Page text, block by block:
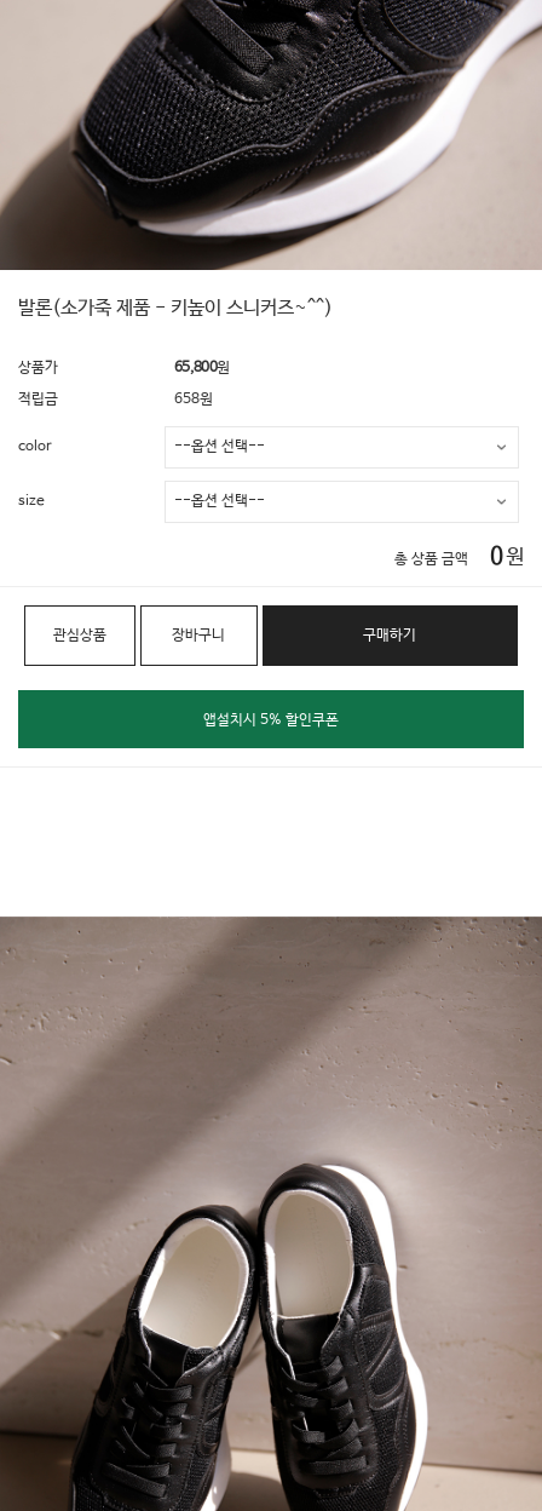
발론(소가죽 제품 - 키높이 스니커즈~^^)
상품가 65,800원
적립금
658원
color
size
총 상품 금액 0원
관심상품 장바구니 구매하기